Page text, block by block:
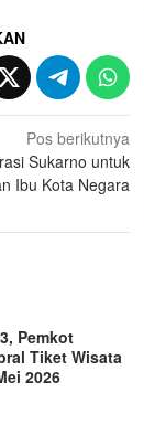
Pos berikutnya
Sukarno untuk
Ibu Kota Negara
Pemkot
Tiket Wisata
2026